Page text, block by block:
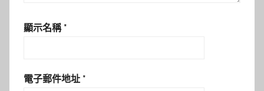
顯示名稱 *
電子郵件地址 *